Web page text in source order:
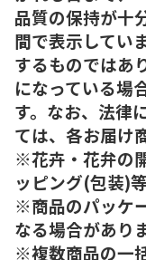
品質の保持が十
間で表示してい
するものではあ
になっている場
す。なお、法律
ては、各お届け
※花卉・花弁の
ッピング(包装)
※商品のパッケ
なる場合があり
※複数商品の一